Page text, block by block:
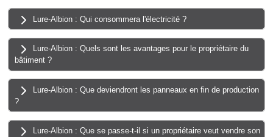
Lure-Albion : Qui consommera l'électricité ?
Lure-Albion : Quels sont les avantages pour le propriétaire du
bâtiment ?
Lure-Albion : Que deviendront les panneaux en fin de production
?
Lure-Albion : Que se passe-t-il si un propriétaire veut vendre son